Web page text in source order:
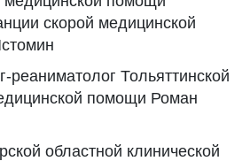
скорой медицинской
реаниматолог Тольяттинской
помощи Роман
областной клинической